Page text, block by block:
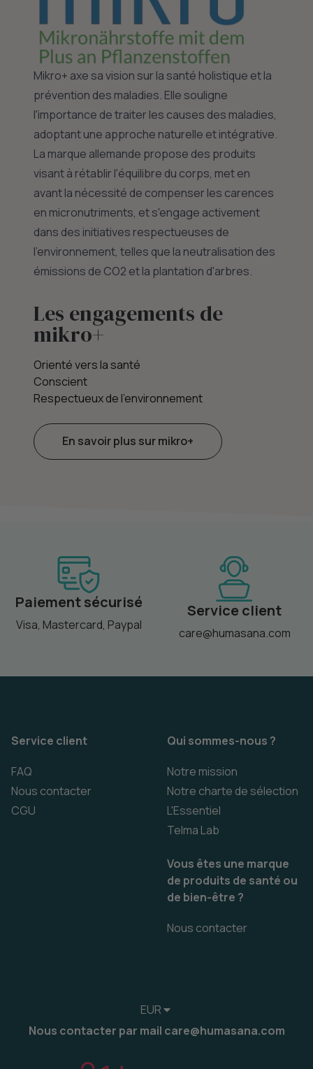
Mikro+ axe sa vision sur la santé holistique et la
prévention des maladies. Elle souligne
l'importance de traiter les causes des maladies,
adoptant une approche naturelle et intégrative.
La marque allemande propose des produits
visant à rétablir l'équilibre du corps, met en
avant la nécessité de compenser les carences
en micronutriments, et s'engage activement
dans des initiatives respectueuses de
l'environnement, telles que la neutralisation des
émissions de CO2 et la plantation d'arbres.
Les engagements de
mikro+
Orienté vers la santé
Conscient
Respectueux de l'environnement
En savoir plus sur mikro+
Paiement sécurisé
Visa, Mastercard, Paypal
Service client
care@humasana.com
Service client
FAQ
Nous contacter
CGU
Qui sommes-nous ?
Notre mission
Notre charte de sélection
L'Essentiel
Telma Lab
Vous êtes une marque
de produits de santé ou
de bien-être ?
Nous contacter
EUR
Nous contacter par mail care@humasana.com